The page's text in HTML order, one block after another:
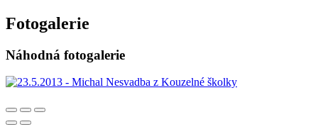
Fotogalerie
Náhodná fotogalerie